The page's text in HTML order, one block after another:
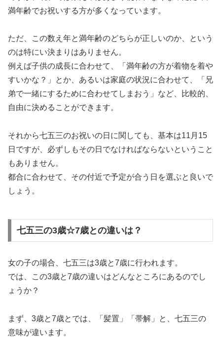
満年齢でお祝いする方が多くなっています。
ただ、この数え年と満年齢のどちらが正しいのか、という
のは特にい決まりはありません。
例えば子供の成長に合わせて、「満年齢の方が着物を着や
すいかな？」とか、あるいは家庭の状況に合わせて、「兄
弟で一緒にするために合わせてしまおう」など、比較的、
自由に決めることができます。
それから七五三のお祝いの日に関しても、基本は11月15
日ですが、必ずしもその日でなければならないということ
もありません。
都合に合わせて、その付近で予定が合う日を選ぶと良いで
しょう。
七五三の3歳☆7歳との違いは？
女の子の場合、七五三は3歳と7歳に行われます。
では、この3歳と7歳の違いはどんなところにあるのでし
ょうか？
まず、3歳と7歳とでは、「髪置」「帯解」と、七五三の
意味が違います。